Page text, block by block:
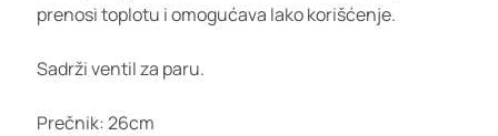
prenosi toplotu i omogućava lako korišćenje.
Sadrži ventil za paru.
Prečnik: 26cm